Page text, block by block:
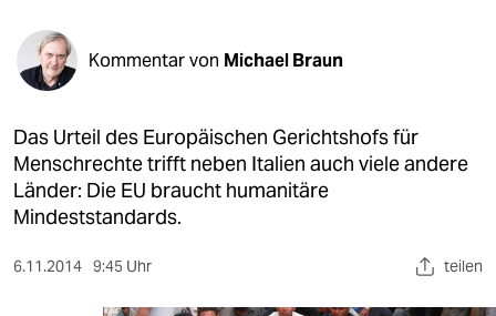
gesellschaft
kultur
sport
berlin
nord
wahrheit
Kommentar von Michael Braun
Das Urteil des Europäischen Gerichtshofs für
Menschrechte trifft neben Italien auch viele andere
Länder: Die EU braucht humanitäre
Mindeststandards.
6.11.2014 9:45 Uhr teilen